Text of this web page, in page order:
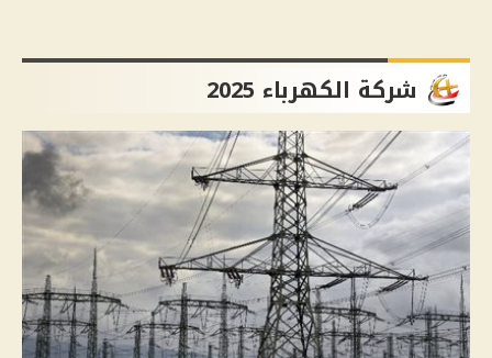
شركة الكهرباء 2025